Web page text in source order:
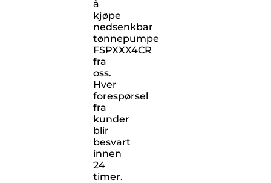
å
kjøpe
nedsenkbar
tønnepumpe
FSPXXX4CR
fra
oss.
Hver
forespørsel
fra
kunder
blir
besvart
innen
24
timer.